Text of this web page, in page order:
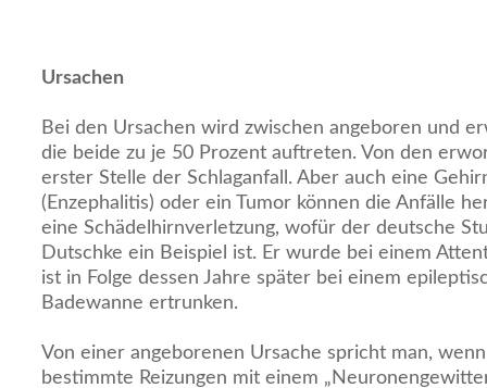
Ursachen
Bei den Ursachen wird zwischen angeboren und
die beide zu je 50 Prozent auftreten. Von den
erster Stelle der Schlaganfall. Aber auch eine
(Enzephalitis) oder ein Tumor können die Anfälle
eine Schädelhirnverletzung, wofür der deutsche
Dutschke ein Beispiel ist. Er wurde bei einem
ist in Folge dessen Jahre später bei einem
Badewanne ertrunken.
Von einer angeborenen Ursache spricht man,
bestimmte Reizungen mit einem